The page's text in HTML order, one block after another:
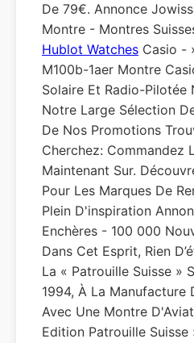
De 79€. Annonce
Montre - Montres
Hublot Watches Casio -
M100b-1aer Montre
Solaire Et Radio-Pilotée
Notre Large Sélection
De Nos Promotions
Cherchez: Commandez
Maintenant Sur.
Pour Les Marques De
Plein D'inspiration
Enchères - 100 000
Dans Cet Esprit, Rien
La « Patrouille Suisse »
1994, À La Manufacture
Avec Une Montre
Edition Patrouille Suisse